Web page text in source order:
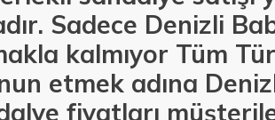
Sadece Denizli
kalmıyor Tüm
etmek adına
fiyatları